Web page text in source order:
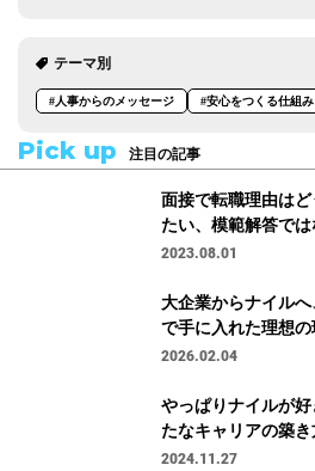
テーマ別
#人事からのメッセージ #安心をつくる仕組み
Pick up 注目の記事
面接で転職理由は
たい、模範解答では
2023.08.01
大企業からナイル
で手に入れた理想の
2026.02.04
やっぱりナイルが
たなキャリアの築き
2024.11.27